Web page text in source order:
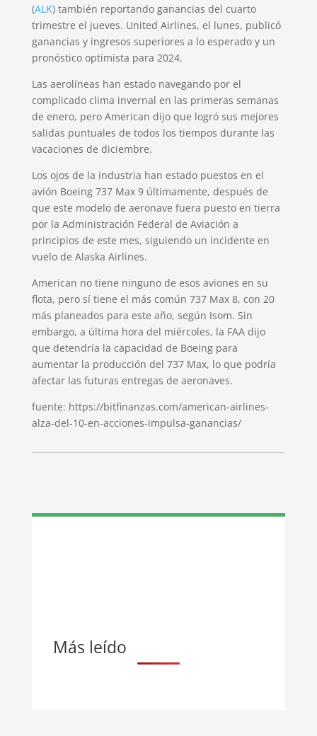
(ALK) también reportando ganancias del cuarto
trimestre el jueves. United Airlines, el lunes, publicó
ganancias y ingresos superiores a lo esperado y un
pronóstico optimista para 2024.
Las aerolíneas han estado navegando por el
complicado clima invernal en las primeras semanas
de enero, pero American dijo que logró sus mejores
salidas puntuales de todos los tiempos durante las
vacaciones de diciembre.
Los ojos de la industria han estado puestos en el
avión Boeing 737 Max 9 últimamente, después de
que este modelo de aeronave fuera puesto en tierra
por la Administración Federal de Aviación a
principios de este mes, siguiendo un incidente en
vuelo de Alaska Airlines.
American no tiene ninguno de esos aviones en su
flota, pero sí tiene el más común 737 Max 8, con 20
más planeados para este año, según Isom. Sin
embargo, a última hora del miércoles, la FAA dijo
que detendría la capacidad de Boeing para
aumentar la producción del 737 Max, lo que podría
afectar las futuras entregas de aeronaves.
fuente: https://bitfinanzas.com/american-airlines-
alza-del-10-en-acciones-impulsa-ganancias/
Más leído